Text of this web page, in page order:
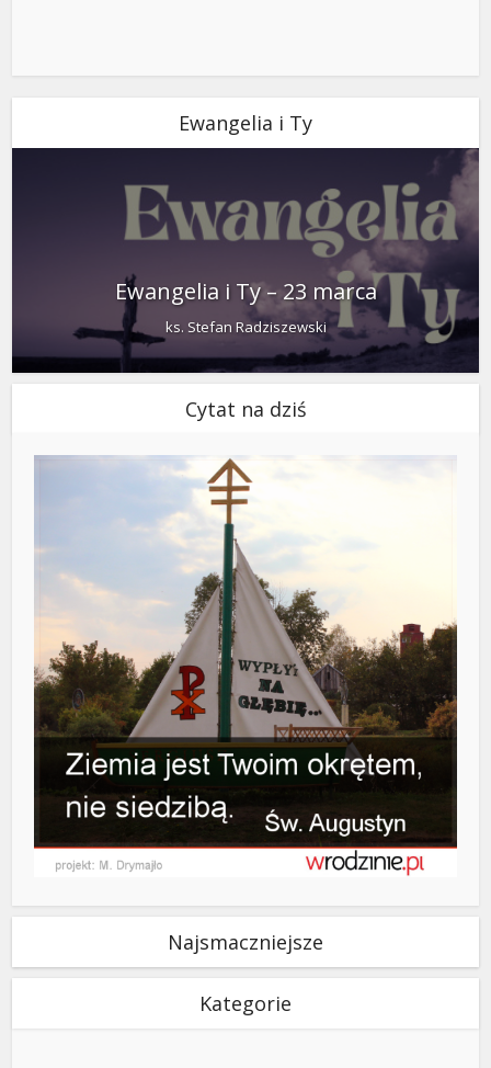
Ewangelia i Ty
Ewangelia i Ty – 23 marca
ks. Stefan Radziszewski
Cytat na dziś
Najsmaczniejsze
Kategorie